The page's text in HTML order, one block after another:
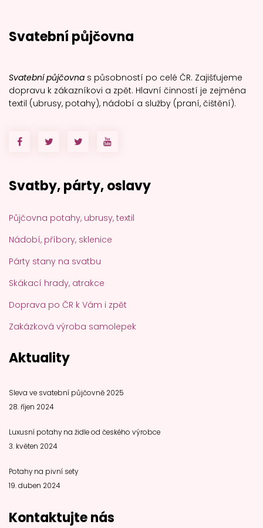
Svatební půjčovna
Svatební půjčovna s působností po celé ČR. Zajišťujeme
dopravu k zákazníkovi a zpět. Hlavní činností je zejména
textil (ubrusy, potahy), nádobí a služby (praní, čištění).
Svatby, párty, oslavy
Půjčovna potahy, ubrusy, textil
Nádobí, příbory, sklenice
Párty stany na svatbu
Skákací hrady, atrakce
Doprava po ČR k Vám i zpět
Zakázková výroba samolepek
Aktuality
Sleva ve svatební půjčovně 2025
28. říjen 2024
Luxusní potahy na židle od českého výrobce
3. květen 2024
Potahy na pivní sety
19. duben 2024
Kontaktujte nás